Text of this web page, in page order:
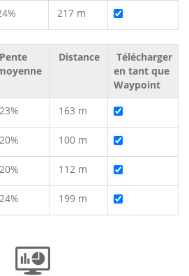
217 m
Pente
Distance
Télécharger
en tant que
Waypoint
23% 163 m
20% 100 m
20% 112 m
24% 199 m